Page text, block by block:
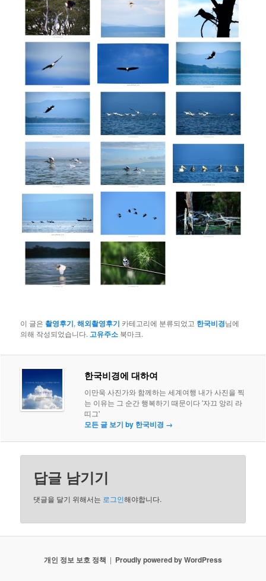
이 글은촬영후기,해외촬영후기 카테고리에 분류되었고 한국비경님에
의해 작성되었습니다. 고유주소 북마크.
한국비경에 대하여
이만욱 사진가와 함께하는 세계여행 내가 사진을 찍
는 이유는 그 순간 행복하기 때문이다 '자끄 앙리 라
띠그'
모든 글 보기 by 한국비경 →
답글 남기기
댓글을 달기 위해서는 로그인해야합니다.
개인 정보 보호 정책 Proudly powered by WordPress